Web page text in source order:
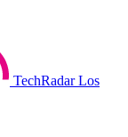
TechRadar Los